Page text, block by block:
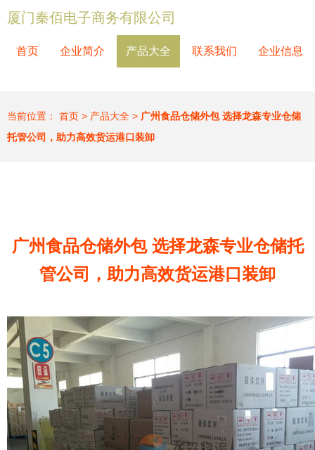
厦门秦佰电子商务有限公司
首页 企业简介 产品大全 联系我们 企业信息
当前位置： 首页 > 产品大全 > 广州食品仓储外包 选择龙森专业仓储
托管公司，助力高效货运港口装卸
广州食品仓储外包 选择龙森专业仓储托
管公司，助力高效货运港口装卸